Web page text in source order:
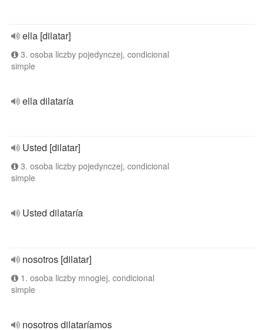
ella [dilatar]
3. osoba liczby pojedynczej, condicional
simple
ella dilataría
Usted [dilatar]
3. osoba liczby pojedynczej, condicional
simple
Usted dilataría
nosotros [dilatar]
1. osoba liczby mnogiej, condicional
simple
nosotros dilataríamos